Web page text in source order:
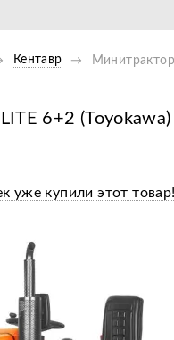
Кентавр
6+2
уже купили этот товар!